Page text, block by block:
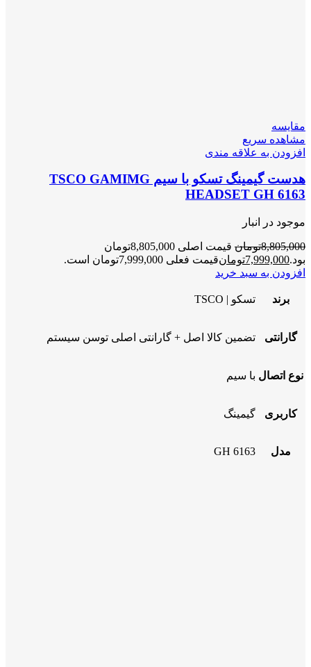
مقایسه
مشاهده سریع
افزودن به علاقه مندی
هدست گیمینگ تسکو با سیم TSCO GAMIMG
HEADSET GH 6163
موجود در انبار
8,805,000تومان
قیمت اصلی 8,805,000تومان
بود.7,999,000تومانقیمت فعلی 7,999,000تومان است.
افزودن به سبد خرید
برند تسکو | TSCO
گارانتی تضمین کالا اصل + گارانتی اصلی توسن سیستم
نوع اتصال با سیم
کاربری گیمینگ
مدل GH 6163